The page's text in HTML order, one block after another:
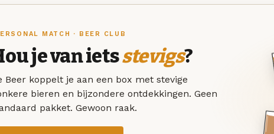
MATCH · BEER CLUB
je van ietsstevigs?
Beer koppelt je aan een box met stevige
bieren en bijzondere ontdekkingen. Geen
pakket. Gewoon raak.